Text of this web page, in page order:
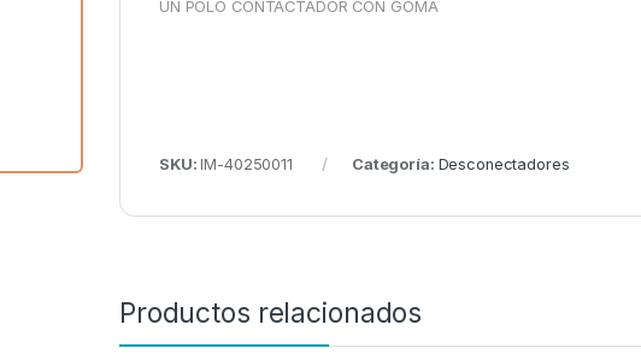
UN POLO CONTACTADOR CON GOMA
SKU:IM-40250011 Categoría: Desconectadores
Productos relacionados